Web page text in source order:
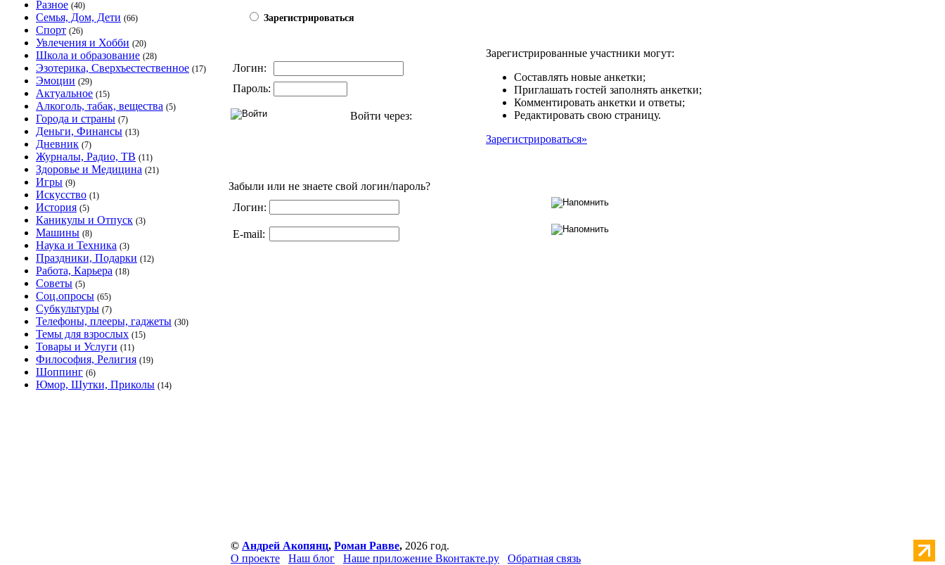
Разное (40)
Семья, Дом, Дети (66)
Спорт (26)
Увлечения и Хобби (20)
Школа и образование (28)
Эзотерика, Сверхъестественное (17)
Эмоции (29)
Актуальное (15)
Алкоголь, табак, вещества (5)
Города и страны (7)
Деньги, Финансы (13)
Дневник (7)
Журналы, Радио, ТВ (11)
Здоровье и Медицина (21)
Игры (9)
Искусство (1)
История (5)
Каникулы и Отпуск (3)
Машины (8)
Наука и Техника (3)
Праздники, Подарки (12)
Работа, Карьера (18)
Советы (5)
Соц.опросы (65)
Субкультуры (7)
Телефоны, плееры, гаджеты (30)
Темы для взрослых (15)
Товары и Услуги (11)
Философия, Религия (19)
Шоппинг (6)
Юмор, Шутки, Приколы (14)
Зарегистрироваться
Логин:
Пароль:
Войти через:
Зарегистрированные участники могут:
Составлять новые анкетки;
Приглашать гостей заполнять анкетки;
Комментировать анкетки и ответы;
Редактировать свою страницу.
Зарегистрироваться»
Забыли или не знаете свой логин/пароль?
Логин:
E-mail:
© Андрей Акопянц, Роман Равве, 2026 год.
О проекте
Наш блог Наше приложение Вконтакте.ру Обратная связь